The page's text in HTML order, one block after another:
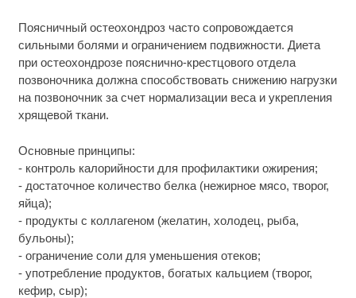
Поясничный остеохондроз часто сопровождается
сильными болями и ограничением подвижности. Диета
при остеохондрозе пояснично-крестцового отдела
позвоночника должна способствовать снижению нагрузки
на позвоночник за счет нормализации веса и укрепления
хрящевой ткани.
Основные принципы:
- контроль калорийности для профилактики ожирения;
- достаточное количество белка (нежирное мясо, творог,
яйца);
- продукты с коллагеном (желатин, холодец, рыба,
бульоны);
- ограничение соли для уменьшения отеков;
- употребление продуктов, богатых кальцием (творог,
кефир, сыр);